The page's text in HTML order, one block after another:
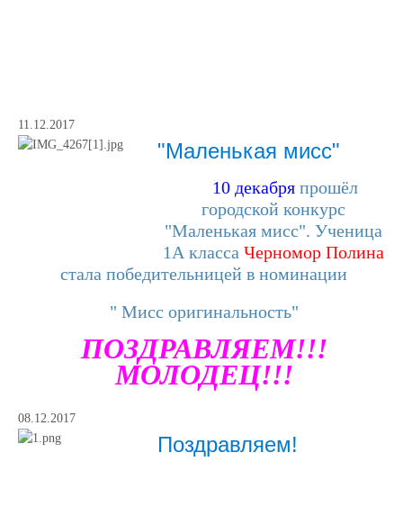
11.12.2017
"Маленькая мисс"
10 декабряпрошёл
городской конкурс
"Маленькая мисс". Ученица
1А класса Черномор Полина
стала победительницей в номинации
" Мисс оригинальность"
ПОЗДРАВЛЯЕМ!!!
МОЛОДЕЦ!!!
08.12.2017
Поздравляем!